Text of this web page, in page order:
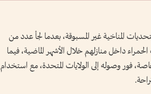
المناخية غير المسبوقة، بعدما لجأ عدد من
داخل منازلهم خلال الأشهر الماضية، فيما
فور وصوله إلى الولايات المتحدة، مع استخدام